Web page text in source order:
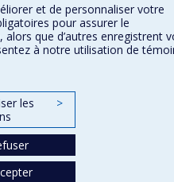
et de personnaliser votre
pour assurer le
que d’autres enregistrent
à notre utilisation de
les
>